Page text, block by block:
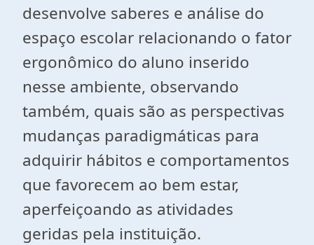
desenvolve saberes e análise do
espaço escolar relacionando o fator
ergonômico do aluno inserido
nesse ambiente, observando
também, quais são as perspectivas
mudanças paradigmáticas para
adquirir hábitos e comportamentos
que favorecem ao bem estar,
aperfeiçoando as atividades
geridas pela instituição.